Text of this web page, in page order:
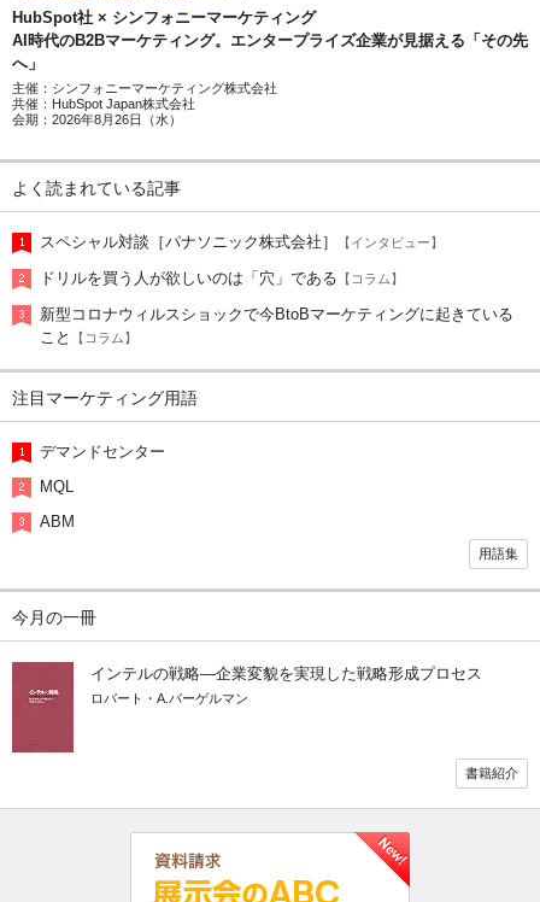
HubSpot社 × シンフォニーマーケティング
AI時代のB2Bマーケティング。エンタープライズ企業が見据える「その先
へ」
主催：シンフォニーマーケティング株式会社
共催：HubSpot Japan株式会社
会期：2026年8月26日（水）
よく読まれている記事
スペシャル対談［パナソニック株式会社］ 【インタビュー】
ドリルを買う人が欲しいのは「穴」である 【コラム】
新型コロナウィルスショックで今BtoBマーケティングに起きている
こと
【コラム】
注目マーケティング用語
デマンドセンター
MQL
ABM
用語集
今月の一冊
インテルの戦略―企業変貌を実現した戦略形成プロセス
ロバート・A.バーゲルマン
書籍紹介